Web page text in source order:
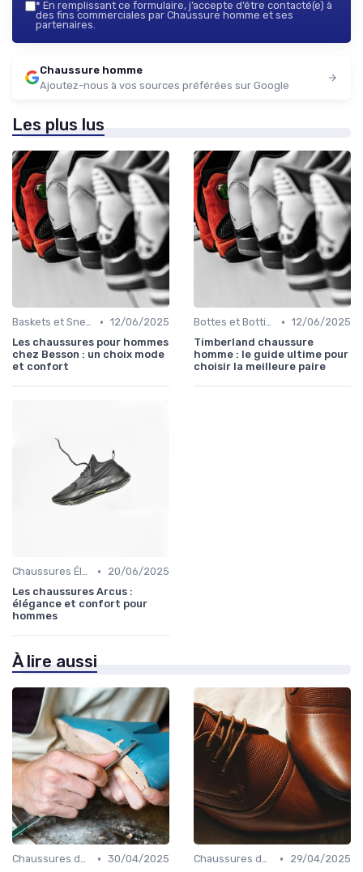
* En remplissant ce formulaire, j’accepte d’être contacté(e) à
des fins commerciales par Chaussure homme et ses
partenaires.
Chaussure homme
Ajoutez-nous à vos sources préférées sur Google
Les plus lus
Baskets et Sneakers • 12/06/2025
Les chaussures pour hommes
chez Besson : un choix mode
et confort
Bottes et Bottines • 12/06/2025
Timberland chaussure
homme : le guide ultime pour
choisir la meilleure paire
Chaussures Élégantes et de Cérémonie •
20/06/2025
Les chaussures Arcus :
élégance et confort pour
hommes
À lire aussi
Chaussures de Sport • 30/04/2025
Chaussures de Sport •
29/04/2025